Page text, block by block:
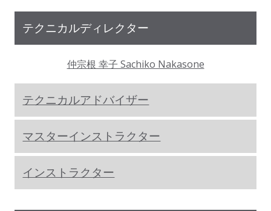
テクニカルディレクター
仲宗根 幸子 Sachiko Nakasone
テクニカルアドバイザー
マスターインストラクター
インストラクター